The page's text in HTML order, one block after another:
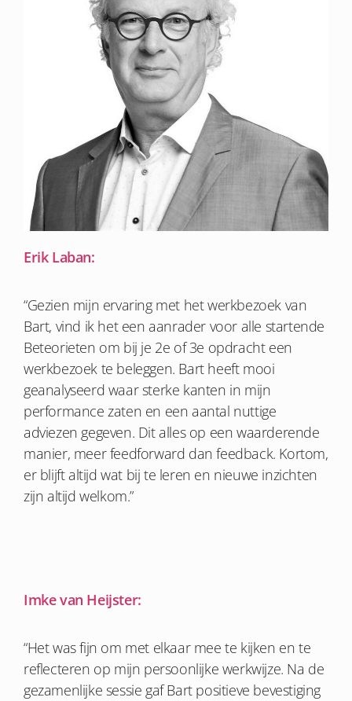
Erik Laban:
“Gezien mijn ervaring met het werkbezoek van
Bart, vind ik het een aanrader voor alle startende
Beteorieten om bij je 2e of 3e opdracht een
werkbezoek te beleggen. Bart heeft mooi
geanalyseerd waar sterke kanten in mijn
performance zaten en een aantal nuttige
adviezen gegeven. Dit alles op een waarderende
manier, meer feedforward dan feedback. Kortom,
er blijft altijd wat bij te leren en nieuwe inzichten
zijn altijd welkom.”
Imke van Heijster:
“Het was fijn om met elkaar mee te kijken en te
reflecteren op mijn persoonlijke werkwijze. Na de
gezamenlijke sessie gaf Bart positieve bevestiging